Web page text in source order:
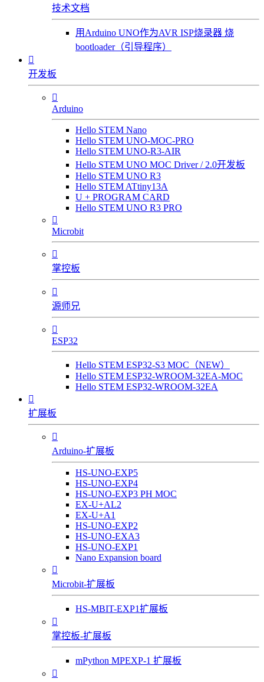
技术文档
用Arduino UNO作为AVR ISP烧录器 烧
bootloader（引导程序）

开发板

Arduino
Hello STEM Nano
Hello STEM UNO-MOC-PRO
Hello STEM UNO-R3-AIR
Hello STEM UNO MOC Driver / 2.0开发板
Hello STEM UNO R3
Hello STEM ATtiny13A
U + PROGRAM CARD
Hello STEM UNO R3 PRO

Microbit

掌控板

源师兄

ESP32
Hello STEM ESP32-S3 MOC（NEW）
Hello STEM ESP32-WROOM-32EA-MOC
Hello STEM ESP32-WROOM-32EA

扩展板

Arduino-扩展板
HS-UNO-EXP5
HS-UNO-EXP4
HS-UNO-EXP3 PH MOC
EX-U+AL2
EX-U+A1
HS-UNO-EXP2
HS-UNO-EXA3
HS-UNO-EXP1
Nano Expansion board

Microbit-扩展板
HS-MBIT-EXP1扩展板

掌控板-扩展板
mPython MPEXP-1 扩展板
